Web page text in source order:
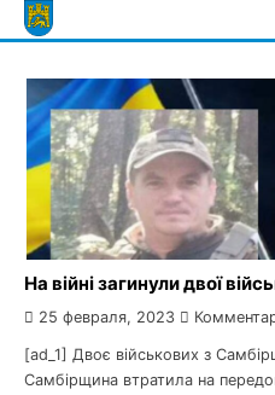
Skip
to
На війні загинули двої
25 февраля, 2023
[ad_1] Двоє військових з
Самбірщина втратила на